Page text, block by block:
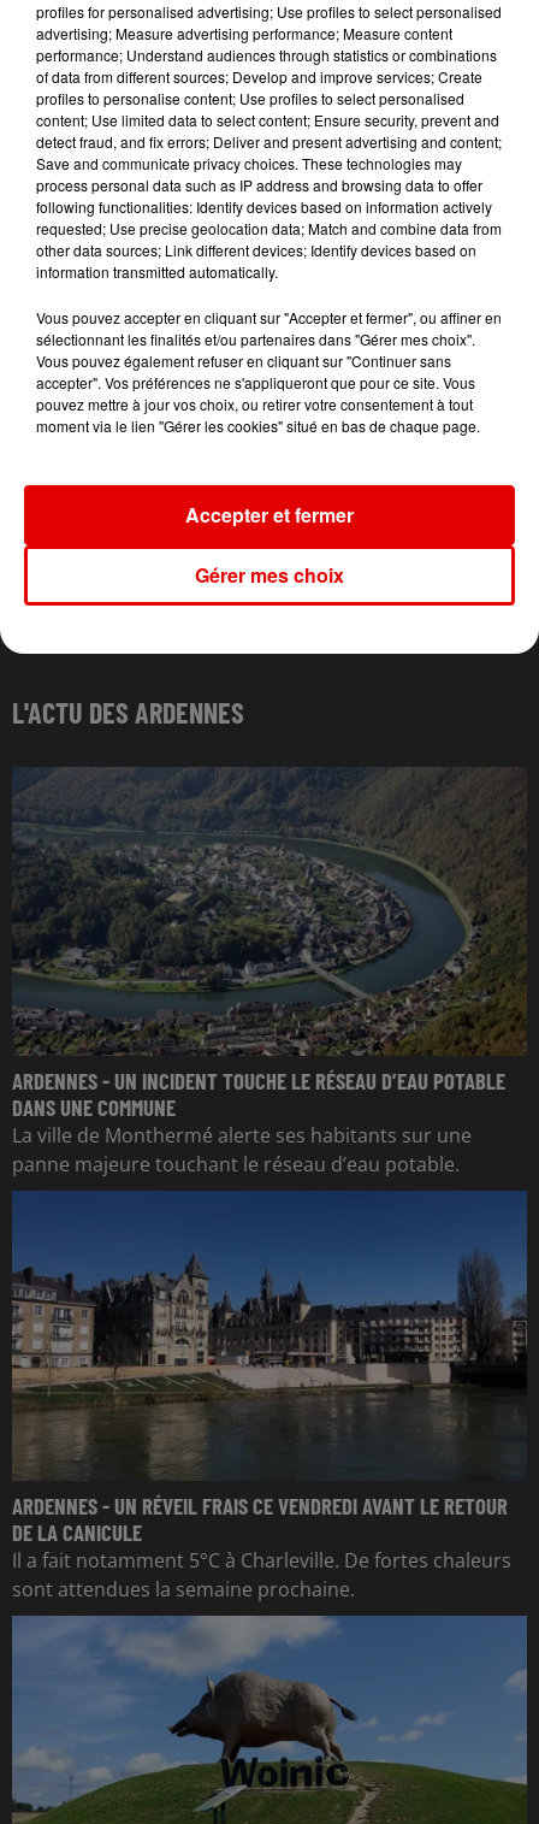
14h36
14h36
ROBIN SCHULZ
Somewhere Over
The Rainbow /
What A Wonderful
World
14h34
14h34
TIBZ, MIKE DEMERO,
ZAGATA
Take Me Away
14h30
14h30
NAIKA
One Track Mind
L'ACTU DES ARDENNES
ARDENNES - UN INCIDENT TOUCHE LE RÉSEAU D’EAU POTABLE
DANS UNE COMMUNE
La ville de Monthermé alerte ses habitants sur une
panne majeure touchant le réseau d’eau potable.
ARDENNES - UN RÉVEIL FRAIS CE VENDREDI AVANT LE RETOUR
DE LA CANICULE
Il a fait notamment 5°C à Charleville. De fortes chaleurs
sont attendues la semaine prochaine.
profiles for personalised advertising; Use profiles to select personalised
advertising; Measure advertising performance; Measure content
performance; Understand audiences through statistics or combinations
of data from different sources; Develop and improve services; Create
profiles to personalise content; Use profiles to select personalised
content; Use limited data to select content; Ensure security, prevent and
detect fraud, and fix errors; Deliver and present advertising and content;
Save and communicate privacy choices. These technologies may
process personal data such as IP address and browsing data to offer
following functionalities: Identify devices based on information actively
requested; Use precise geolocation data; Match and combine data from
other data sources; Link different devices; Identify devices based on
information transmitted automatically.
Vous pouvez accepter en cliquant sur "Accepter et fermer", ou affiner en
sélectionnant les finalités et/ou partenaires dans "Gérer mes choix".
Vous pouvez également refuser en cliquant sur "Continuer sans
accepter". Vos préférences ne s'appliqueront que pour ce site. Vous
pouvez mettre à jour vos choix, ou retirer votre consentement à tout
moment via le lien "Gérer les cookies" situé en bas de chaque page.
Gérer mes choix
Accepter et fermer